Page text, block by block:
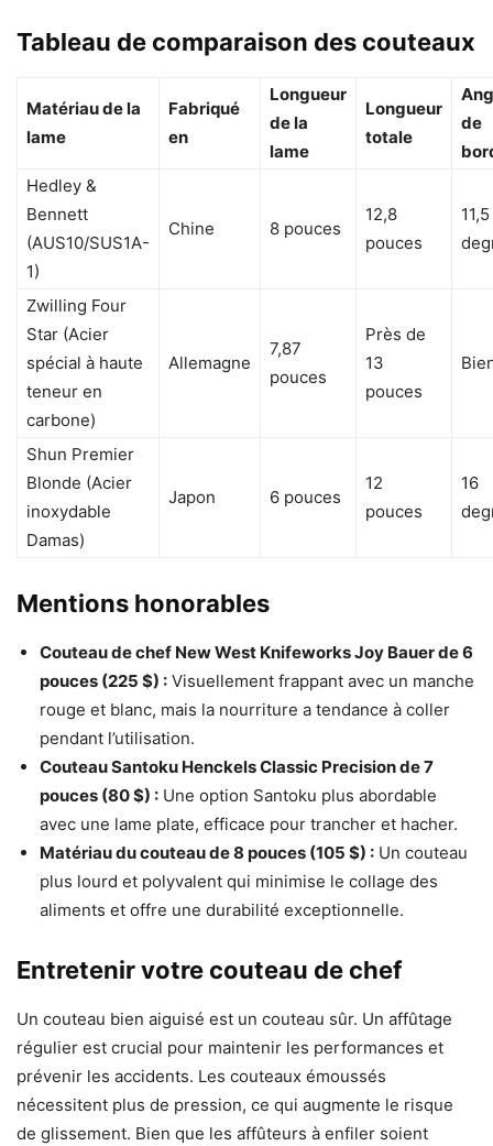
Tableau de comparaison des couteaux
Matériau de la
lame
Fabriqué
en
Longueur
de la
lame
Longueur
totale
de
Hedley &
Bennett
(AUS10/SUS1A-
1)
Chine 8 pouces
12,8
pouces
11,5
Zwilling Four
Star (Acier
spécial à haute
teneur en
carbone)
Allemagne
7,87
pouces
Près de
13
pouces
Shun Premier
Blonde (Acier
inoxydable
Damas)
Japon 6 pouces
12
pouces
16
Mentions honorables
Couteau de chef New West Knifeworks Joy Bauer de 6
pouces (225 $) : Visuellement frappant avec un manche
rouge et blanc, mais la nourriture a tendance à coller
pendant l’utilisation.
Couteau Santoku Henckels Classic Precision de 7
pouces (80 $) : Une option Santoku plus abordable
avec une lame plate, efficace pour trancher et hacher.
Matériau du couteau de 8 pouces (105 $) : Un couteau
plus lourd et polyvalent qui minimise le collage des
aliments et offre une durabilité exceptionnelle.
Entretenir votre couteau de chef
Un couteau bien aiguisé est un couteau sûr. Un affûtage
régulier est crucial pour maintenir les performances et
prévenir les accidents. Les couteaux émoussés
nécessitent plus de pression, ce qui augmente le risque
de glissement. Bien que les affûteurs à enfiler soient